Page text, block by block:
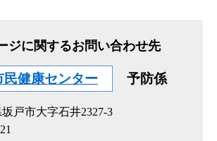
ジに関するお問い合わせ先
民健康センター 予防係
戸市大字石井2327-3